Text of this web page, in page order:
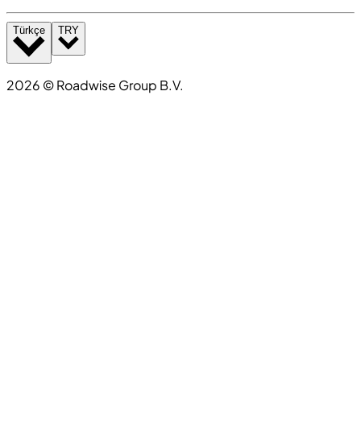
Türkçe TRY
2026 ©Roadwise Group B.V.